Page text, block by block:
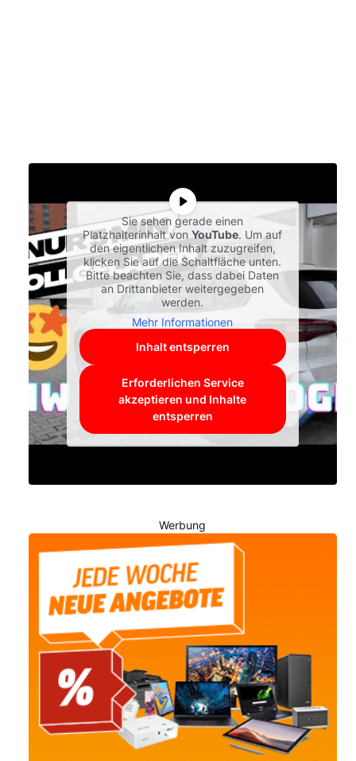
Sie sehen gerade einen
Platzhalterinhalt vonYouTube. Um auf
den eigentlichen Inhalt zuzugreifen,
klicken Sie auf die Schaltfläche unten.
Bitte beachten Sie, dass dabei Daten
an Drittanbieter weitergegeben
werden.
Mehr Informationen
Inhalt entsperren
Erforderlichen Service
akzeptieren und Inhalte
entsperren
Werbung